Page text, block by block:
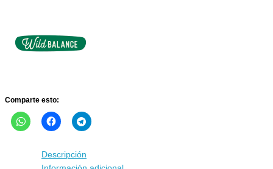
gatos
Wild
Balance
cantidad
Comparte esto:
Descripción